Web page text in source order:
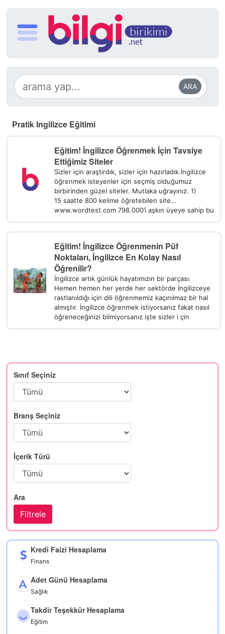
ARA
Pratik Ingilizce Eğitimi
Eğitim! İngilizce Öğrenmek İçin Tavsiye
Ettiğimiz Siteler
Sizler için araştırdık, sizler için hazırladık.İngilizce
öğrenmek isteyenler için seçmiş olduğumuz
birbirinden güzel siteler. Mutlaka uğrayınız. 1)
15 saatte 800 kelime öğretebilen site…
www.wordtest.com 798.000’i aşkın üyeye sahip bu
Eğitim! İngilizce Öğrenmenin Püf
Noktaları, İngilizce En Kolay Nasıl
Öğrenilir?
İngilizce artık günlük hayatımızın bir parçası.
Hemen hemen her yerde her sektörde İngilizceye
rastlanıldığı için dili öğrenmemiz kaçınılmaz bir hal
almıştır. İngilizce öğrenmek istiyorsanız fakat nasıl
öğreneceğinizi bilmiyorsanız işte sizler i çin
Sınıf Seçiniz
Branş Seçiniz
İçerik Türü
Ara
Kredi Faizi Hesaplama
Finans
Adet Günü Hesaplama
Sağlık
Takdir Teşekkür Hesaplama
Eğitim